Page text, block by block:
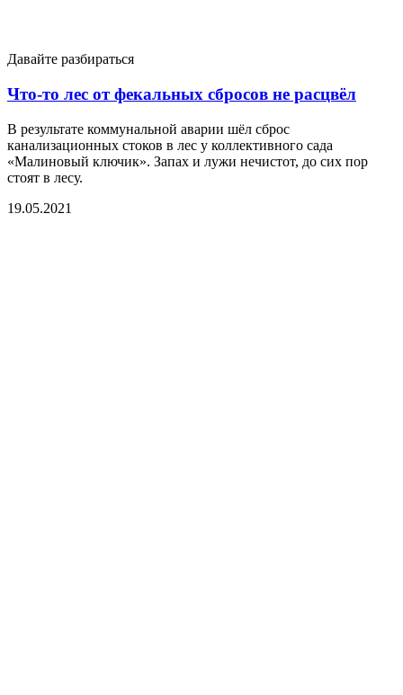
Давайте разбираться
Что-то лес от фекальных сбросов не расцвёл
В результате коммунальной аварии шёл сброс
канализационных стоков в лес у коллективного сада
«Малиновый ключик». Запах и лужи нечистот, до сих пор
стоят в лесу.
19.05.2021